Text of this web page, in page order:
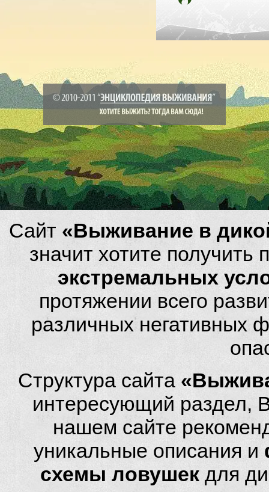
Сайт «Выживание в
значит хотите
экстремальных
протяжении всего
различных негативных
Структура сайта
интересующий раздел,
нашем сайте
уникальные описания и
схемы ловушек для